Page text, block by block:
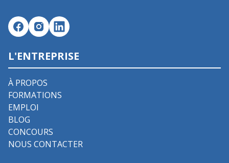
L'ENTREPRISE
À PROPOS
FORMATIONS
EMPLOI
BLOG
CONCOURS
NOUS CONTACTER